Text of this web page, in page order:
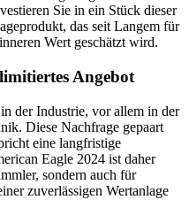
Sie in ein Stück dieser
das seit Langem für
Wert geschätzt wird.
Angebot
der Industrie, vor allem in der
Diese Nachfrage gepaart
eine langfristige
Eagle 2024 ist daher
sondern auch für
zuverlässigen Wertanlage